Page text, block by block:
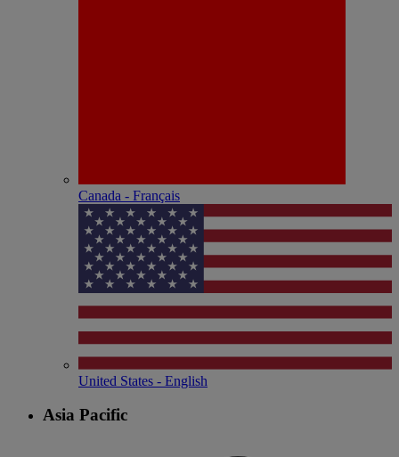
Canada - Français
United States - English
Asia Pacific